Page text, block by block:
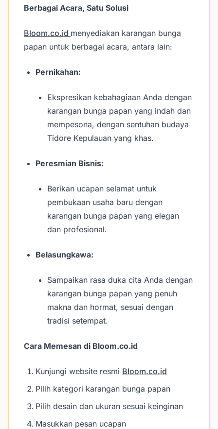
Berbagai Acara, Satu Solusi
Bloom.co.id menyediakan karangan bunga
papan untuk berbagai acara, antara lain:
Pernikahan:
Ekspresikan kebahagiaan Anda dengan
karangan bunga papan yang indah dan
mempesona, dengan sentuhan budaya
Tidore Kepulauan yang khas.
Peresmian Bisnis:
Berikan ucapan selamat untuk
pembukaan usaha baru dengan
karangan bunga papan yang elegan
dan profesional.
Belasungkawa:
Sampaikan rasa duka cita Anda dengan
karangan bunga papan yang penuh
makna dan hormat, sesuai dengan
tradisi setempat.
Cara Memesan di Bloom.co.id
Kunjungi website resmi Bloom.co.id
Pilih kategori karangan bunga papan
Pilih desain dan ukuran sesuai keinginan
Masukkan pesan ucapan